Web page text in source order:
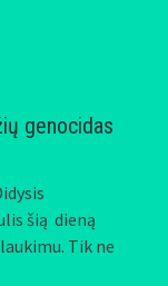
genocidas
šią dieną
Tik ne